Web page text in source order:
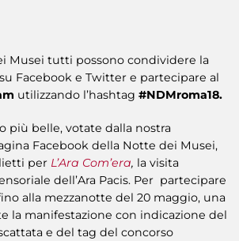
Musei tutti possono condividere la
Facebook e Twitter e partecipare al
utilizzando l’hashtag #NDMroma18.
più belle, votate dalla nostra
Facebook della Notte dei Musei,
per L’Ara Com’era, la visita
dell’Ara Pacis. Per partecipare
alla mezzanotte del 20 maggio, una
la manifestazione con indicazione del
e del tag del concorso